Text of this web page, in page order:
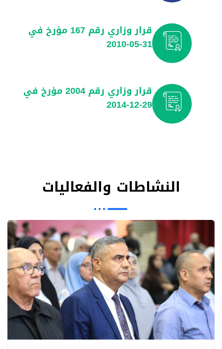
قرار وزاري رقم 167 مؤرخ في
31-05-2010
قرار وزاري رقم 2004 مؤرخ في
29-12-2014
النشاطات والفعاليات